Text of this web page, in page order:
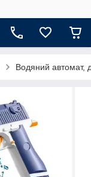
Водяний автомат,